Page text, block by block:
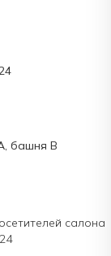
башня В
салона